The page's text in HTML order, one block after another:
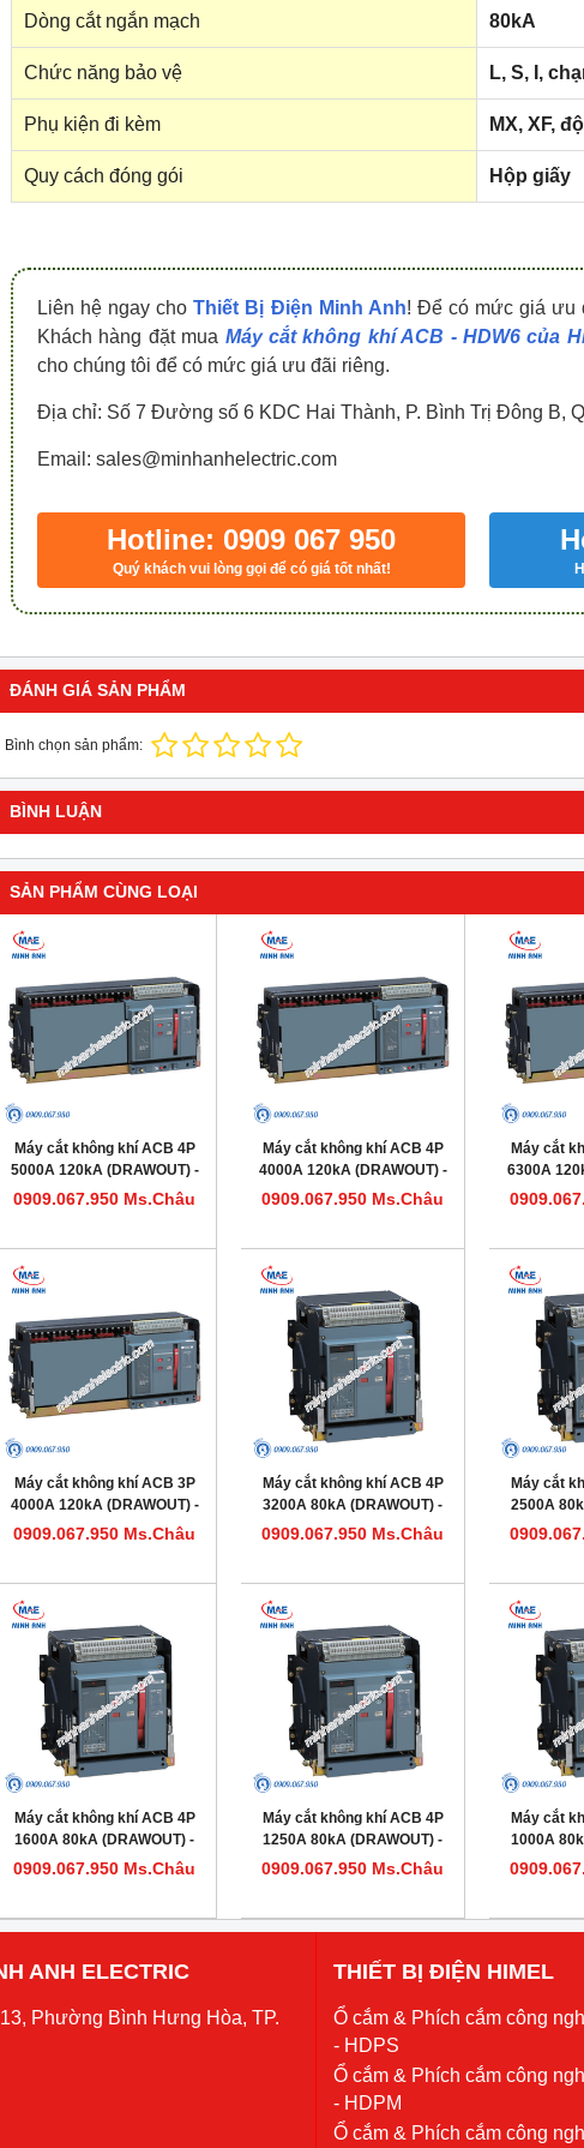
HDPZ50PR24IP30F
HDPZ50PR18IP30F
Dòng cắt ngắn mạch 80kA
Chức năng bảo vệ L, S, I,
Phụ kiện đi kèm MX, XF,
Quy cách đóng gói Hộp giấy
Liên hệ ngay choThiết Bị Điện Minh Anh! Để có mức giá ưu
Khách hàng đặt mua Máy cắt không khí ACB - HDW6 của
cho chúng tôi để có mức giá ưu đãi riêng.
Địa chỉ: Số 7 Đường số 6 KDC Hai Thành, P. Bình Trị Đông B,
Email: sales@minhanhelectric.com
Hotline: 0909 067 950
Quý khách vui lòng gọi để có giá tốt nhất!
ĐÁNH GIÁ SẢN PHẨM
Bình chọn sản phẩm:
BÌNH LUẬN
SẢN PHẨM CÙNG LOẠI
Máy cắt không khí ACB 4P
5000A 120kA (DRAWOUT) -
Model HDW663504DHVV56M
0909.067.950 Ms.Châu
Máy cắt không khí ACB 4P
4000A 120kA (DRAWOUT) -
Model HDW663404DHVV56M
0909.067.950 Ms.Châu
Máy cắt
6300A
Model
Máy cắt không khí ACB 3P
4000A 120kA (DRAWOUT) -
Model HDW663403DHVV56M
0909.067.950 Ms.Châu
Máy cắt không khí ACB 4P
3200A 80kA (DRAWOUT) -
Model HDW632324DHVV56M
0909.067.950 Ms.Châu
Máy cắt
2500A
Model
Máy cắt không khí ACB 4P
1600A 80kA (DRAWOUT) -
Model HDW620164DHVV56M
0909.067.950 Ms.Châu
Máy cắt không khí ACB 4P
1250A 80kA (DRAWOUT) -
Model HDW620124DHVV56M
0909.067.950 Ms.Châu
Máy cắt
1000A
Model
ANH ELECTRIC
Phường Bình Hưng Hòa, TP.
THIẾT BỊ ĐIỆN HIMEL
Ổ cắm & Phích cắm công
- HDPS
Ổ cắm & Phích cắm công
- HDPM
Ổ cắm & Phích cắm công